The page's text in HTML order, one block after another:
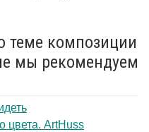
теме композиции
мы рекомендуем
цвета. ArtHuss